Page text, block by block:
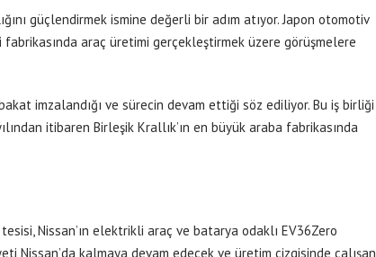
güçlendirmek ismine değerli bir adım atıyor. Japon otomotiv
araç üretimi gerçekleştirmek üzere görüşmelere
imzalandığı ve sürecin devam ettiği söz ediliyor. Bu iş birliği
itibaren Birleşik Krallık’ın en büyük araba fabrikasında
Nissan’ın elektrikli araç ve batarya odaklı EV36Zero
Nissan’da kalmaya devam edecek ve üretim çizgisinde çalışan